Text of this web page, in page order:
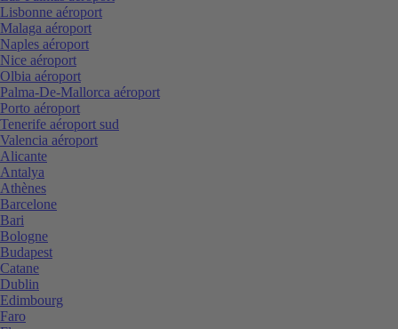
Lisbonne aéroport
Malaga aéroport
Naples aéroport
Nice aéroport
Olbia aéroport
Palma-De-Mallorca aéroport
Porto aéroport
Tenerife aéroport sud
Valencia aéroport
Alicante
Antalya
Athènes
Barcelone
Bari
Bologne
Budapest
Catane
Dublin
Edimbourg
Faro